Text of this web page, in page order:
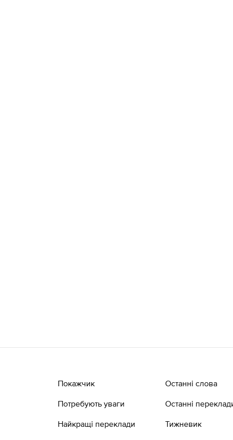
Покажчик
Потребують уваги
Найкращі переклади
Останні слова
Останні
Тижневик